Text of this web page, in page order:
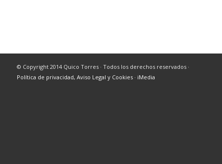
© Copyright 2014 Quico Torres · Todos los derechos reservados ·
Política de privacidad, Aviso Legal y Cookies· iMedia